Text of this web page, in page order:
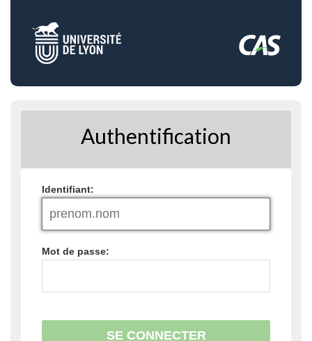
Authentification
Identifiant:
Mot de passe: